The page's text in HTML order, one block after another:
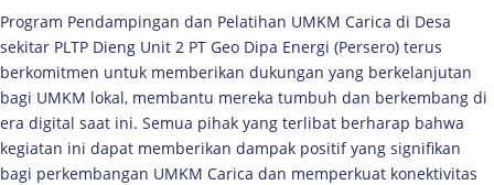
Program Pendampingan dan Pelatihan UMKM Carica di Desa
sekitar PLTP Dieng Unit 2 PT Geo Dipa Energi (Persero) terus
berkomitmen untuk memberikan dukungan yang berkelanjutan
bagi UMKM lokal, membantu mereka tumbuh dan berkembang di
era digital saat ini. Semua pihak yang terlibat berharap bahwa
kegiatan ini dapat memberikan dampak positif yang signifikan
bagi perkembangan UMKM Carica dan memperkuat konektivitas